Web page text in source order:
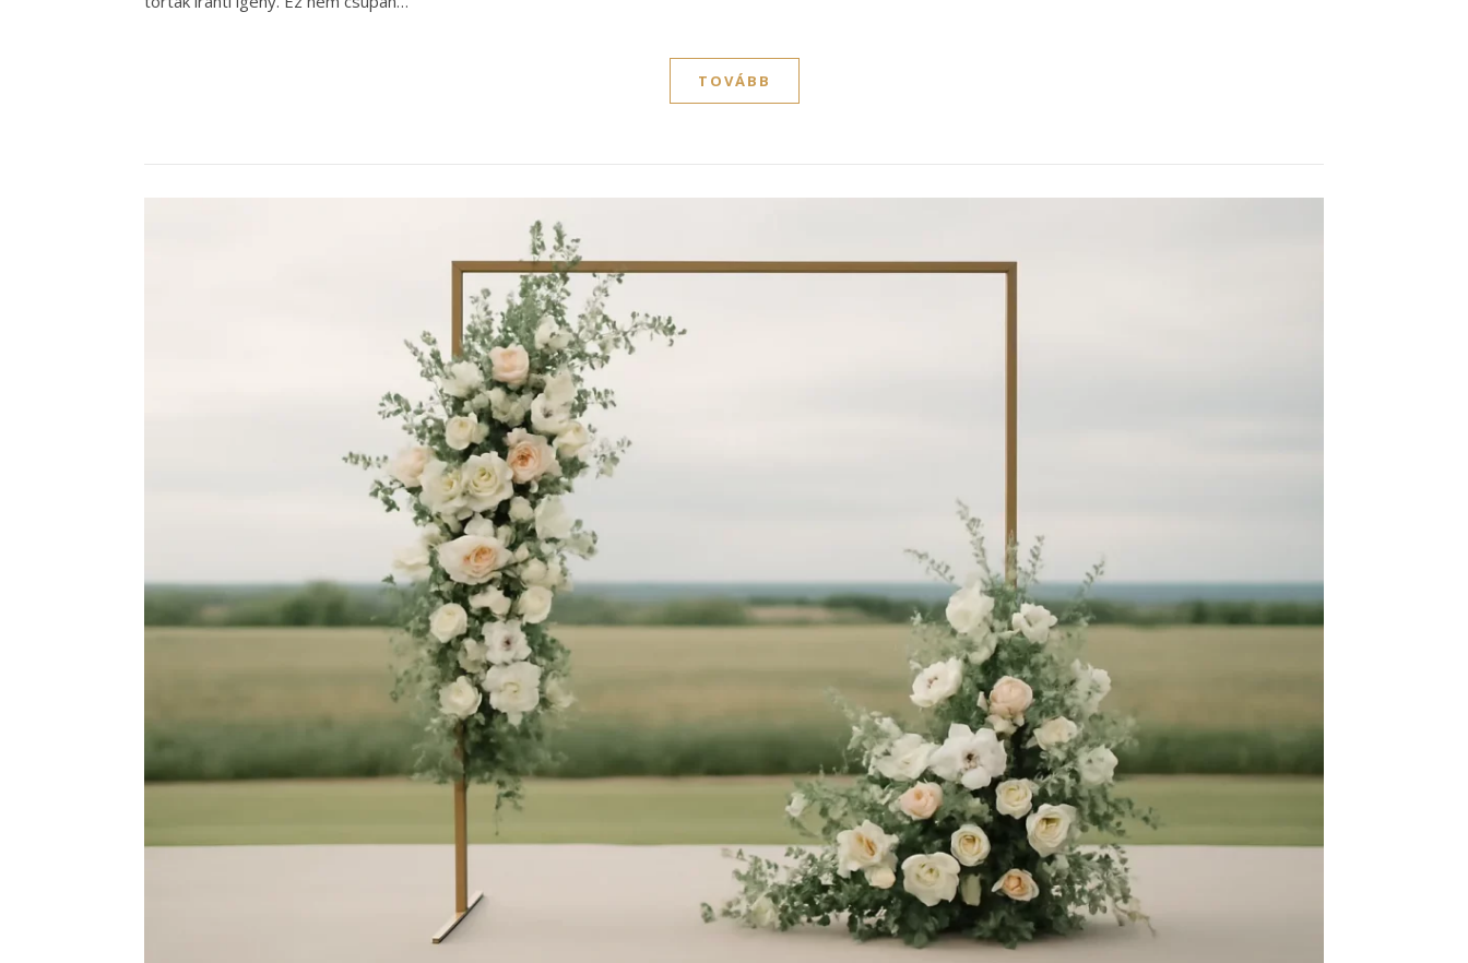
TOVÁBB